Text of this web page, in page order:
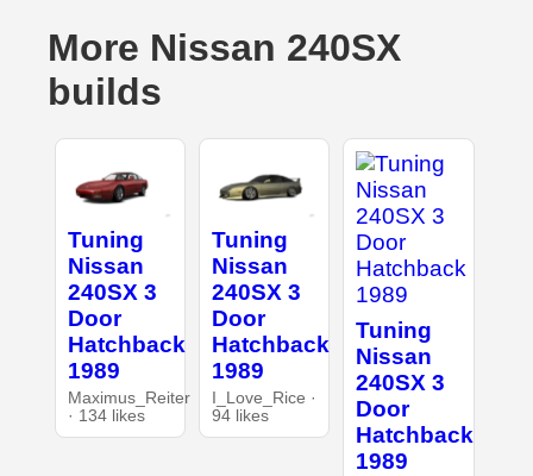
More Nissan 240SX
builds
Tuning
Nissan
240SX 3
Door
Hatchback
1989
Maximus_Reiter
· 134 likes
Tuning
Nissan
240SX 3
Door
Hatchback
1989
I_Love_Rice ·
94 likes
Tuning
Nissan
240SX 3
Door
Hatchback
1989